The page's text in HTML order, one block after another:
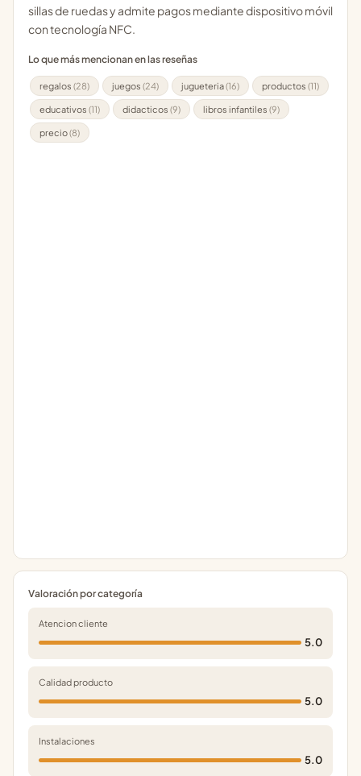
sillas de ruedas y admite pagos mediante dispositivo móvil
con tecnología NFC.
Lo que más mencionan en las reseñas
regalos (28) juegos (24) jugueteria(16) productos (11)
educativos (11) didacticos (9) libros infantiles (9)
precio(8)
Valoración por categoría
Atencion cliente
5.0
Calidad producto
5.0
Instalaciones
5.0